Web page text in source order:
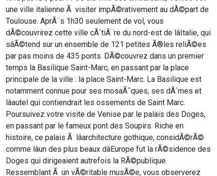
une ville italienne Ã visiter impÃ©rativement au dÃ©part de
Toulouse. AprÃ¨s 1h30 seulement de vol, vous
dÃ©couvrirez cette ville cÃ´tiÃ¨re du nord-est de lâItalie, qui
sâÃ©tend sur un ensemble de 121 petites Ã®les reliÃ©es
par pas moins de 435 ponts. DÃ©couvrez dans un premier
temps la Basilique Saint-Marc, en passant par la place
principale de la ville : la place Saint-Marc. La Basilique est
notamment connue pour ses mosaÃ¯ques, ses dÃ´mes et
lâautel qui contiendrait les ossements de Saint Marc.
Poursuivez votre visite de Venise par le palais des Doges,
en passant par le fameux pont des Soupirs. Riche en
histoire, ce palais Ã lâarchitecture gothique, considÃ©rÃ©
comme lâun des plus beaux dâEurope fut la rÃ©sidence des
Doges qui dirigeaient autrefois la RÃ©publique.
Ressemblant Ã un vÃ©ritable musÃ©e, vous observerez